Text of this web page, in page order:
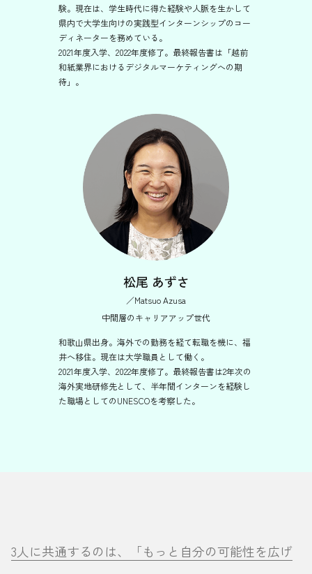
験。現在は、学生時代に得た経験や人脈を生かして
県内で大学生向けの実践型インターンシップのコー
ディネーターを務めている。
2021年度入学、2022年度修了。最終報告書は「越前
和紙業界におけるデジタルマーケティングへの期
待」。
松尾 あずさ
／Matsuo Azusa
中間層のキャリアアップ世代
和歌山県出身。海外での勤務を経て転職を機に、福
井へ移住。現在は大学職員として働く。
2021年度入学、2022年度修了。最終報告書は2年次の
海外実地研修先として、半年間インターンを経験し
た職場としてのUNESCOを考察した。
3人に共通するのは、「もっと自分の可能性を広げ